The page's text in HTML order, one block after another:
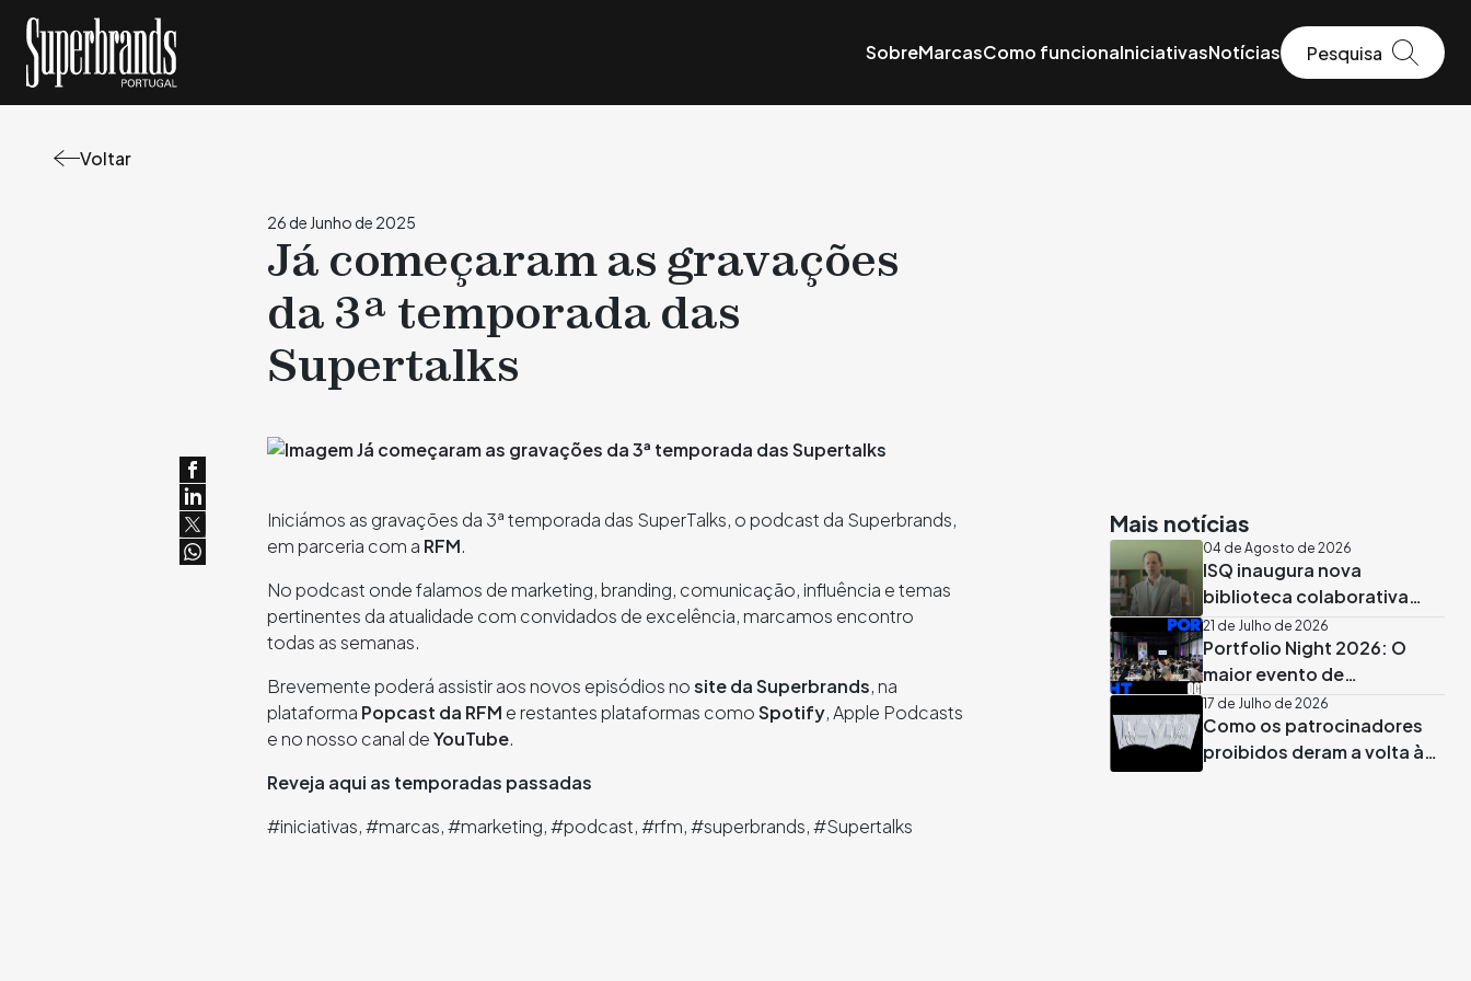
SobreMarcasComo funcionaIniciativasNotícias
Voltar
26 de Junho de 2025
Já começaram as gravações
da 3ª temporada das
Supertalks
Iniciámos as gravações da 3ª temporada das SuperTalks, o podcast da Superbrands,
em parceria com a RFM.
No podcast onde falamos de marketing, branding, comunicação, influência e temas
pertinentes da atualidade com convidados de excelência, marcamos encontro
todas as semanas.
Brevemente poderá assistir aos novos episódios nositedaSuperbrands, na
plataforma Popcast da RFM e restantes plataformas comoSpotify, Apple Podcasts
e no nosso canal deYouTube.
Reveja aqui as temporadas passadas
#iniciativas, #marcas, #marketing, #podcast, #rfm, #superbrands, #Supertalks
Mais notícias
04 de Agosto de 2026
ISQ inaugura nova
biblioteca colaborativa
apadrinhada por José
Rodrigues dos Santos
21 de Julho de 2026
Portfolio Night 2026: O
maior evento de
recrutamento criativo já
tem data marcada em
Lisboa
17 de Julho de 2026
Como os patrocinadores
proibidos deram a volta às